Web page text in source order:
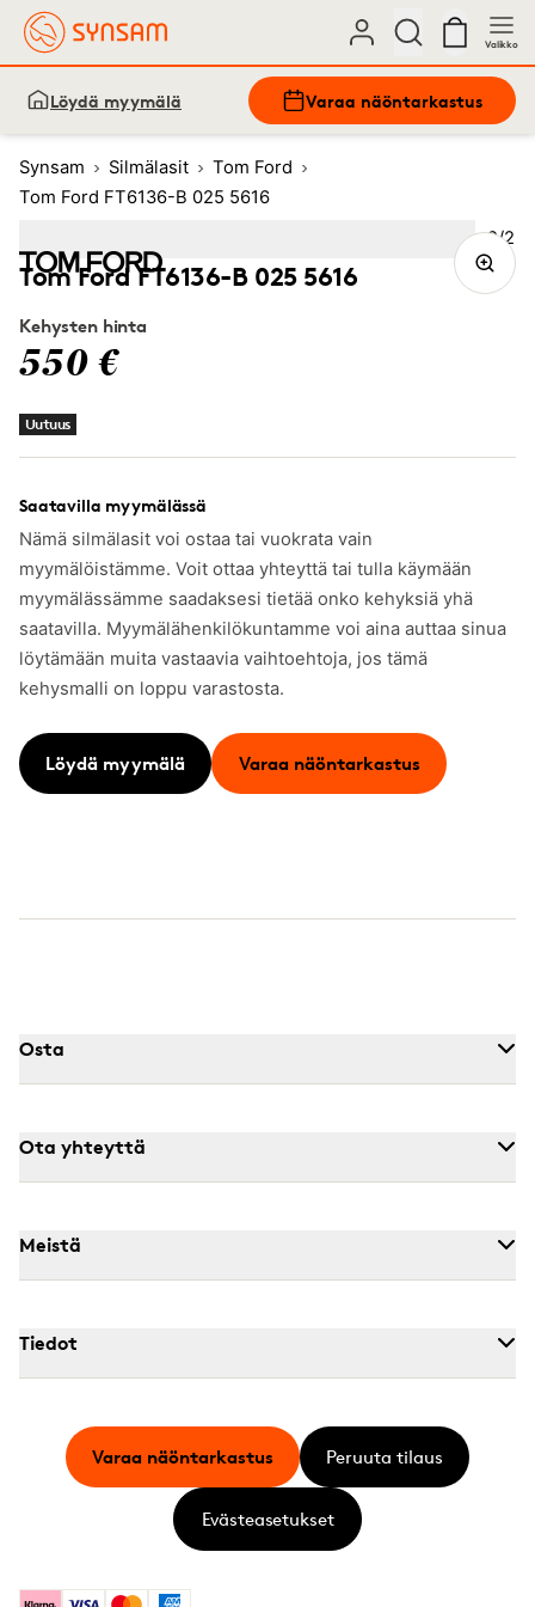
Valikko
Löydä myymälä Varaa näöntarkastus
Synsam Silmälasit
Tom Ford
Tom Ford FT6136-B 025 5616
Tom Ford FT6136-B 025 5616
Kehysten hinta
550 €
Uutuus
Saatavilla myymälässä
Nämä silmälasit voi ostaa tai vuokrata vain
myymälöistämme. Voit ottaa yhteyttä tai tulla käymään
myymälässämme saadaksesi tietää onko kehyksiä yhä
saatavilla. Myymälähenkilökuntamme voi aina auttaa sinua
löytämään muita vastaavia vaihtoehtoja, jos tämä
kehysmalli on loppu varastosta.
Löydä myymälä Varaa näöntarkastus
Kuva
2/2
Image (Current image)
Osta
Ota yhteyttä
Meistä
Tiedot
KlarnaVisa MastercardAmerican Express
Varaa näöntarkastus Peruuta tilaus
Evästeasetukset